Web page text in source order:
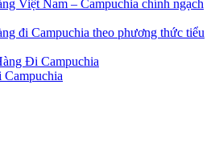
Việt Nam – Campuchia chính ngạch
đi Campuchia theo phương thức tiểu
Đi Campuchia